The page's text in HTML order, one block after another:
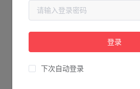
登录
下次自动登录